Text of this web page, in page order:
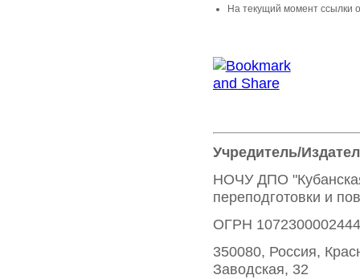
На текущий момент ссылки
Учредитель/
НОЧУ ДПО
переподготовки и
ОГРН 1072300002444
350080, Россия,
Заводская, 32